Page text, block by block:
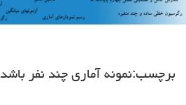
برچسب:نمونه آماری چند نفر باشد